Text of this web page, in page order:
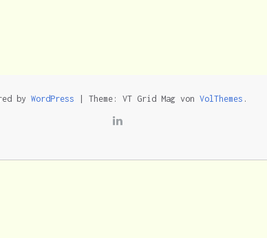
by WordPress Theme: VT Grid Mag von VolThemes .